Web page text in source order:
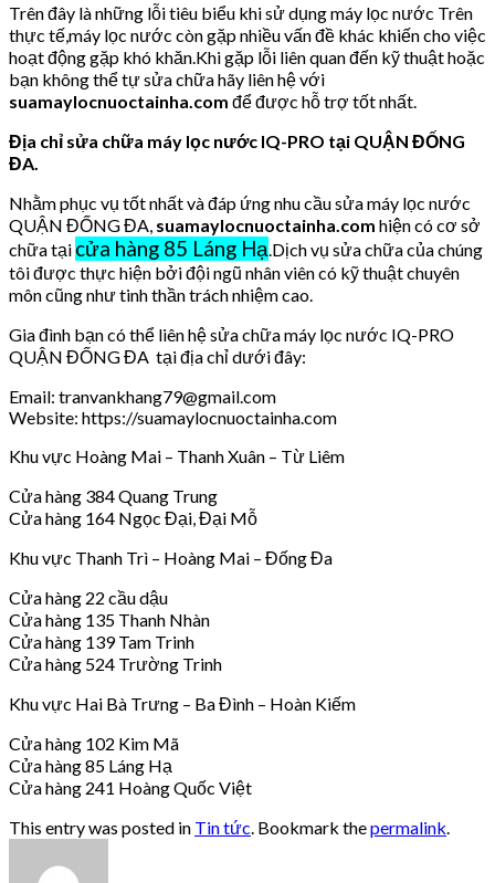
Trên đây là những lỗi tiêu biểu khi sử dụng máy lọc nước Trên
thực tế,máy lọc nước còn gặp nhiều vấn đề khác khiến cho việc
hoạt động gặp khó khăn.Khi gặp lỗi liên quan đến kỹ thuật hoặc
bạn không thể tự sửa chữa hãy liên hệ với
suamaylocnuoctainha.com để được hỗ trợ tốt nhất.
Địa chỉ sửa chữa máy lọc nước IQ-PRO tại QUẬN ĐỐNG
ĐA.
Nhằm phục vụ tốt nhất và đáp ứng nhu cầu sửa máy lọc nước
QUẬN ĐỐNG ĐA, suamaylocnuoctainha.com hiện có cơ sở
chữa tại cửa hàng 85 Láng Hạ.Dịch vụ sửa chữa của chúng
tôi được thực hiện bởi đội ngũ nhân viên có kỹ thuật chuyên
môn cũng như tinh thần trách nhiệm cao.
Gia đình bạn có thể liên hệ sửa chữa máy lọc nước IQ-PRO
QUẬN ĐỐNG ĐA tại địa chỉ dưới đây:
Email: tranvankhang79@gmail.com
Website: https://suamaylocnuoctainha.com
Khu vực Hoàng Mai – Thanh Xuân – Từ Liêm
Cửa hàng 384 Quang Trung
Cửa hàng 164 Ngọc Đại, Đại Mỗ
Khu vực Thanh Trì – Hoàng Mai – Đống Đa
Cửa hàng 22 cầu dậu
Cửa hàng 135 Thanh Nhàn
Cửa hàng 139 Tam Trinh
Cửa hàng 524 Trường Trinh
Khu vực Hai Bà Trưng – Ba Đình – Hoàn Kiếm
Cửa hàng 102 Kim Mã
Cửa hàng 85 Láng Hạ
Cửa hàng 241 Hoàng Quốc Việt
This entry was posted in Tin tức. Bookmark thepermalink.